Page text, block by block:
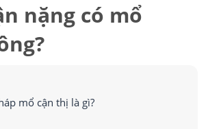
nặng có mổ
mổ cận thị là gì?